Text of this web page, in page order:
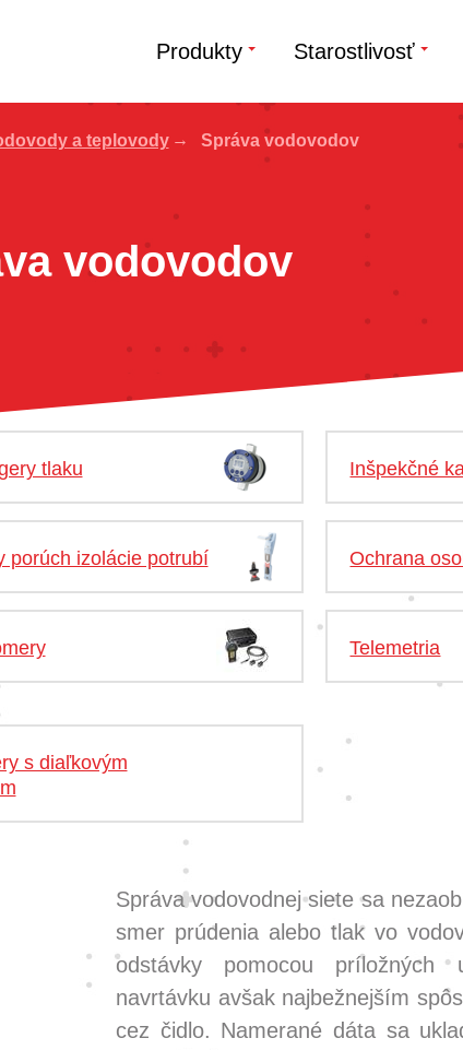
Produkty Starostlivosť
a teplovody Správa vodovodov
vodovodov
tlaku Inšpekčné
porúch izolácie potrubí Ochrana
Telemetria
s diaľkovým
Správa vodovodnej siete sa
smer prúdenia alebo tlak vo
odstávky pomocou príložných
navrtávku avšak najbežnejším
cez čidlo. Namerané dáta sa